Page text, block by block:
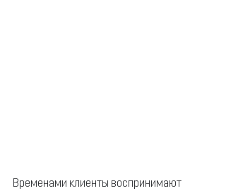
Временами клиенты воспринимают